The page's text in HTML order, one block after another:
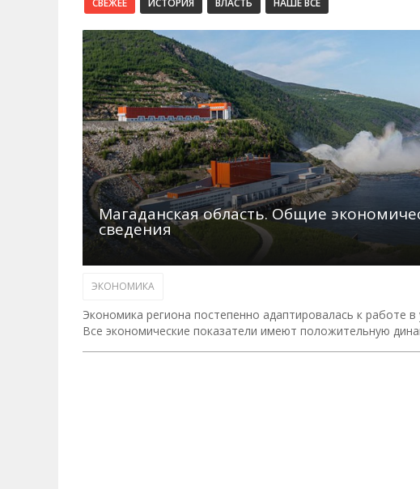
Магаданская область. Общие
сведения
ЭКОНОМИКА
Экономика региона постепенно адаптировалась к работе в
Все экономические показатели имеют положительную